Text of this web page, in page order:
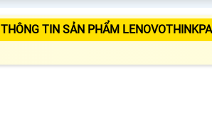
TIN SẢN PHẨM